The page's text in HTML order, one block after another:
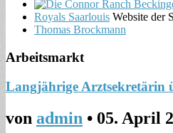
Royals Saarlouis Website der
Thomas Brockmann
Arbeitsmarkt
Langjährige Arztsekretärin
von admin • 05. April